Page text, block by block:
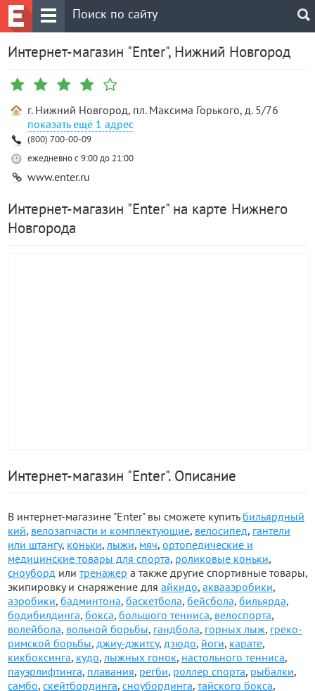
Интернет-магазин "Enter", Нижний Новгород
г. Нижний Новгород, пл. Максима Горького, д. 5/76
1 адрес
(800) 700-00-09
ежедневно с 9:00 до 21:00
www.enter.ru
Интернет-магазин "Enter" на карте Нижнего
Новгорода
Интернет-магазин "Enter". Описание
В интернет-магазине "Enter" вы сможете купитьбильярдный
кий, велозапчасти и комплектующие, велосипед, гантели
или штангу, коньки, лыжи, мяч, ортопедические и
медицинские товары для спорта, роликовые коньки,
сноуборд или тренажер а также другие спортивные товары,
экипировку и снаряжение для айкидо, аквааэробики,
аэробики, бадминтона, баскетбола, бейсбола, бильярда,
бодибилдинга, бокса, большого тенниса, велоспорта,
волейбола, вольной борьбы, гандбола, горных лыж, греко-
римской борьбы, джиу-джитсу, дзюдо, йоги, карате,
кикбоксинга, кудо, лыжных гонок, настольного тенниса,
пауэрлифтинга, плавания, регби, роллер спорта, рыбалки,
самбо, скейтбординга, сноубординга, тайского бокса,